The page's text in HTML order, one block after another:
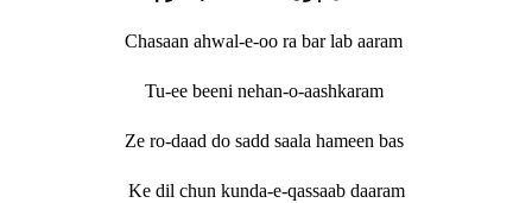
Chasaan ahwal-e-oo ra bar lab aaram
Tu-ee beeni nehan-o-aashkaram
Ze ro-daad do sadd saala hameen bas
Ke dil chun kunda-e-qassaab daaram